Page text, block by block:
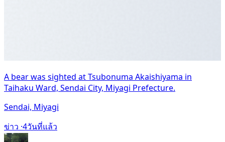
A bear was sighted at Tsubonuma Akaishiyama in
Taihaku Ward, Sendai City, Miyagi Prefecture.
Sendai, Miyagi
ข่าว ·4วันที่แล้ว